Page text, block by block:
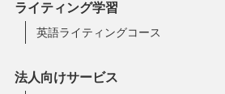
ライティング学習
英語ライティングコース
法人向けサービス